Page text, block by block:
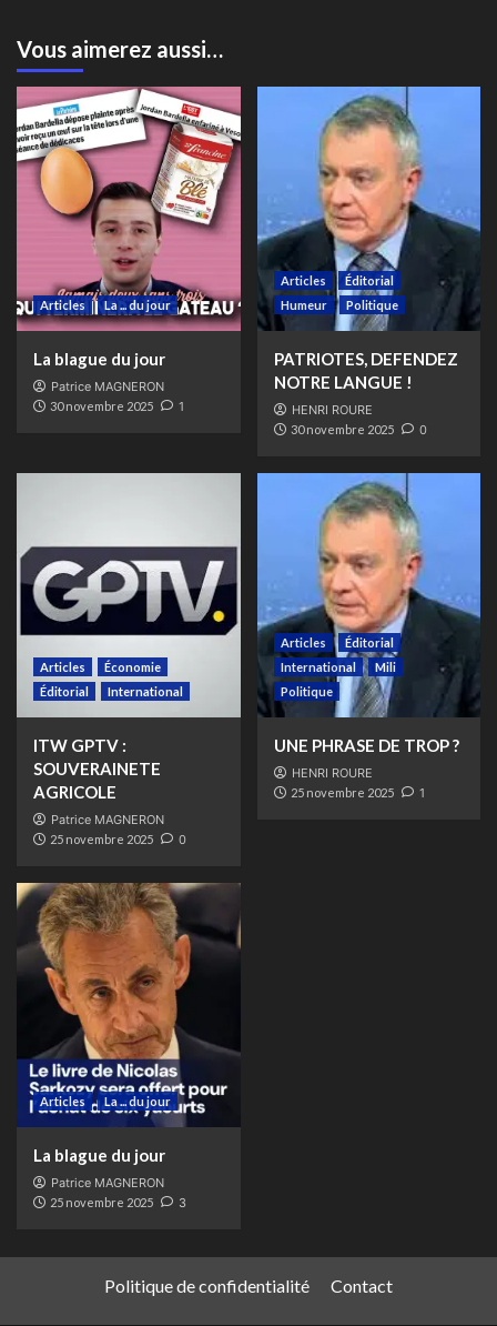
Vous aimerez aussi…
Articles La ... du jour
La blague du jour
Patrice MAGNERON
30 novembre 2025 1
Articles
Éditorial
Humeur
Politique
PATRIOTES, DEFENDEZ
NOTRE LANGUE !
HENRI ROURE
30 novembre 2025 0
Articles
Économie
Éditorial
International
ITW GPTV :
SOUVERAINETE
AGRICOLE
Patrice MAGNERON
25 novembre 2025 0
Articles
Éditorial
International
Mili
Politique
UNE PHRASE DE TROP ?
HENRI ROURE
25 novembre 2025 1
Articles La ... du jour
La blague du jour
Patrice MAGNERON
25 novembre 2025 3
Politique de confidentialité Contact